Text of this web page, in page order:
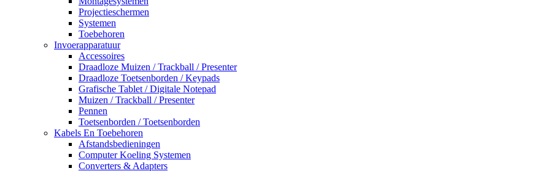
Projectieschermen
Systemen
Toebehoren
Invoerapparatuur
Accessoires
Draadloze Muizen / Trackball / Presenter
Draadloze Toetsenborden / Keypads
Grafische Tablet / Digitale Notepad
Muizen / Trackball / Presenter
Pennen
Toetsenborden / Toetsenborden
Kabels En Toebehoren
Afstandsbedieningen
Computer Koeling Systemen
Converters & Adapters